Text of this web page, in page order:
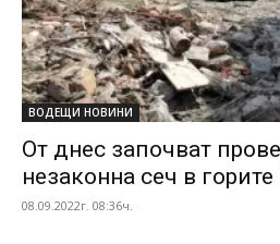
ВОДЕЩИ НОВИНИ
От днес започват
незаконна сеч в
08.09.2022г. 08:36ч.